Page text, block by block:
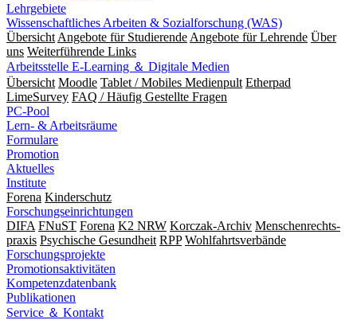
Lehrgebiete
Wissenschaftliches Arbeiten & Sozialforschung (WAS)
Übersicht Angebote für Studierende Angebote für Lehrende Über
uns Weiterführende Links
Arbeitsstelle E-Learning ＆ Digitale Medien
Übersicht Moodle Tablet / Mobiles Medienpult Etherpad
LimeSurvey FAQ / Häufig Gestellte Fragen
PC-Pool
Lern- & Arbeitsräume
Formulare
Promotion
Aktuelles
Institute
Forena Kinderschutz
Forschungseinrichtungen
DIFA FNuST Forena K2 NRW Korczak-Archiv Men­schen­rechts­
praxis Psy­chische Gesund­heit RPP Wohlfahrts­verbände
Forschungsprojekte
Promotionsaktivitäten
Kompetenzdatenbank
Publikationen
Service ＆ Kontakt